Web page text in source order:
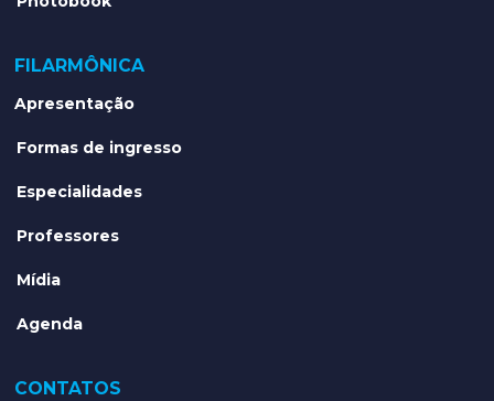
FILARMÔNICA
Apresentação
Formas de ingresso
Especialidades
Professores
Mídia
Agenda
CONTATOS